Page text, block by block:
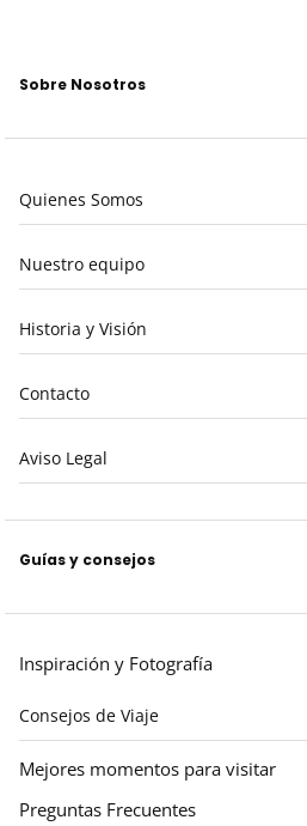
Sobre Nosotros
Quienes Somos
Nuestro equipo
Historia y Visión
Contacto
Aviso Legal
Guías y consejos
Inspiración y Fotografía
Consejos de Viaje
Mejores momentos para visitar
Preguntas Frecuentes